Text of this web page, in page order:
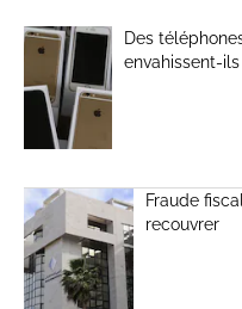
Des
envahissent-
Fraude
recouvrer